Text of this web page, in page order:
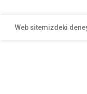
Web sitemizdeki